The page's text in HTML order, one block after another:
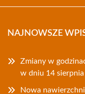
NAJNOWSZE
Zmiany w
w dniu 14
Nowa